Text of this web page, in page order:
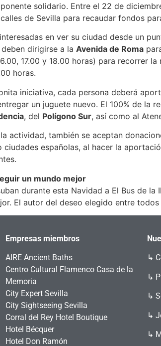
solidario. Entre el 22 de
de Sevilla para recaudar fondos
en ver su ciudad desde un
dirigirse a la Avenida de Roma
17.00 y 18.00 horas) para
horas.
iniciativa, cada persona deberá
un juguete nuevo. El 100% de la
, del Polígono Sur, así como al
actividad, también se aceptan
ciudades españolas, al hacer la
un mundo mejor
durante esta Navidad a El Bus de
El autor del deseo elegido entre
Empresas miembros
AIRE Ancient Baths
Centro Cultural Flamenco Casa de la
Memoria
City Expert Sevilla
City Sightseeing Sevilla
Corral del Rey Hotel Boutique
Hotel Bécquer
Hotel Don Ramón
↳
↳
↳
↳
↳